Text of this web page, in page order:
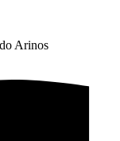
Arinos